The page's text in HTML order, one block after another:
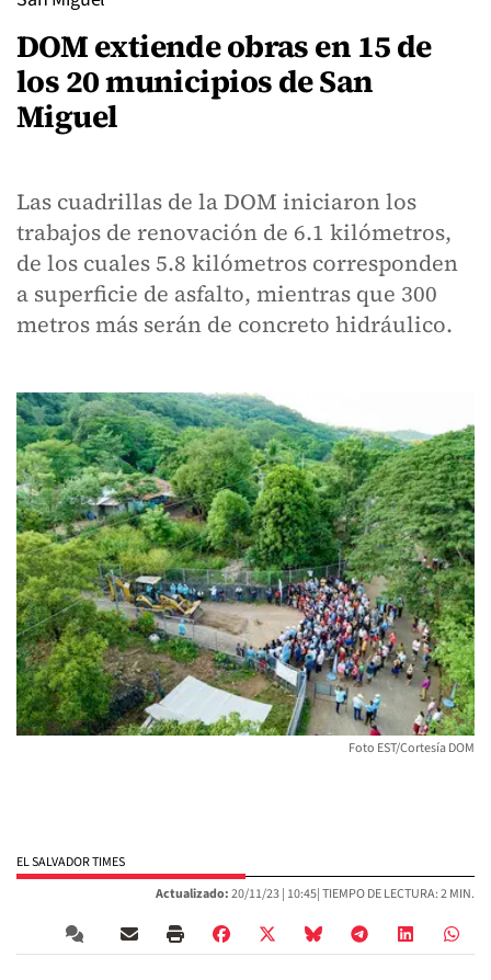
DOM extiende obras en 15 de
los 20 municipios de San
Miguel
Las cuadrillas de la DOM iniciaron los
trabajos de renovación de 6.1 kilómetros,
de los cuales 5.8 kilómetros corresponden
a superficie de asfalto, mientras que 300
metros más serán de concreto hidráulico.
Foto EST/Cortesía DOM
EL SALVADOR TIMES
Actualizado:20/11/23 | 10:45| TIEMPO DE LECTURA: 2 MIN.